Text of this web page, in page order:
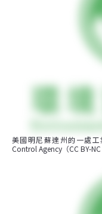
美國明尼蘇達州的一處
Control Agency（CC BY-NC